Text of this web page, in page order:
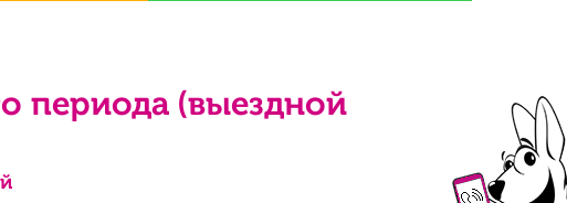
периода (выездной